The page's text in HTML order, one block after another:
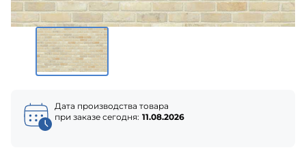
Дата производства товара
при заказе сегодня: 11.08.2026